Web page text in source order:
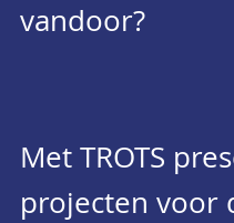
vandoor?
Met TROTS
projecten voor